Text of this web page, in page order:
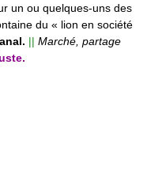
un ou quelques-uns des
du « lion en société
|| Marché, partage